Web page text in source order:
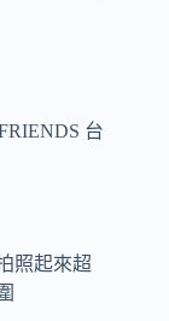
照起來超